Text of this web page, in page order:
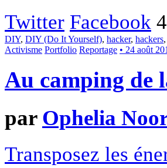
Twitter Facebook
DIY, DIY (Do It Yourself), hacker, hackers,
Activisme Portfolio Reportage • 24 août
Au camping de
par Ophelia
Transposez les